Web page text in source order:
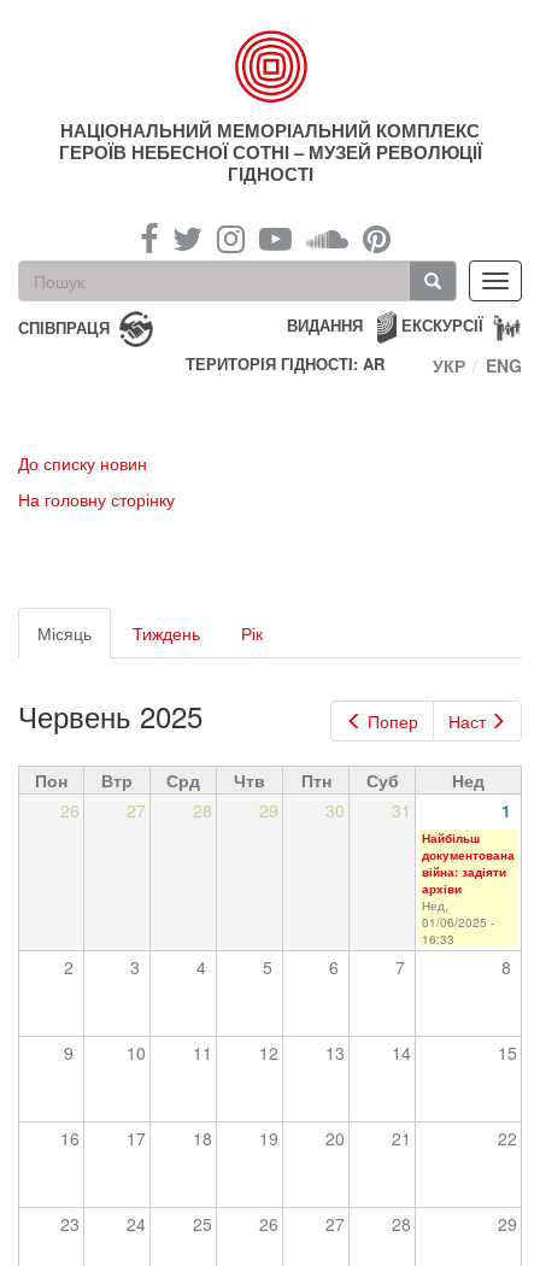
НАЦІОНАЛЬНИЙ МЕМОРІАЛЬНИЙ КОМПЛЕКС
ГЕРОЇВ НЕБЕСНОЇ СОТНІ – МУЗЕЙ РЕВОЛЮЦІЇ
ГІДНОСТІ
Пошукова
форма
Пошук
СПІВПРАЦЯ ЕКСКУРСІЇ
ВИДАННЯ
ТЕРИТОРІЯ ГІДНОСТІ: AR
УКР ENG
До списку новин
На головну сторінку
Первинні
вкладки
Місяць (активна
вкладка)
Тиждень Рік
Попер Наст
Червень 2025
Пон Втр Срд Чтв Птн Суб
Нед
26
27 28 29 30 31 1
Найбільш
документована
війна: задіяти
архіви
Нед,
01/06/2025 -
16:33
2 3 4 5 6 7 8
9 10 11 12 13 14 15
16 17 18 19 20 21 22
23 24 25 26 27 28 29